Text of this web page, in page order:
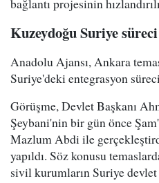
Kuzeydoğu Suriye
Anadolu Ajansı, Ankara
Suriye'deki entegrasyon
Görüşme, Devlet Başkanı
Şeybani'nin bir gün önce
Mazlum Abdi ile
yapıldı. Söz konusu
sivil kurumların Suriye devlet